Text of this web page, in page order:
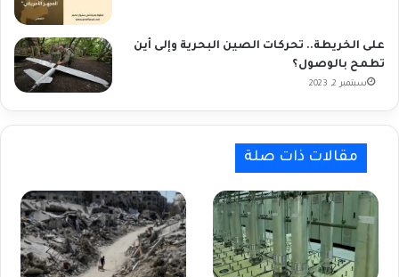
على الخريطة.. تحركات الصين البحرية وإلى أين
تطمح بالوصول؟
سبتمبر 2, 2023
مقالات ذات صلة